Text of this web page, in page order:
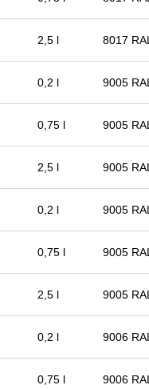
2,5 l 8017 RAL
0,2 l 9005 RAL
0,75 l 9005 RAL
2,5 l 9005 RAL
0,2 l 9005 RAL
0,75 l 9005 RAL
2,5 l 9005 RAL
0,2 l 9006 RAL
0,75 l 9006 RAL